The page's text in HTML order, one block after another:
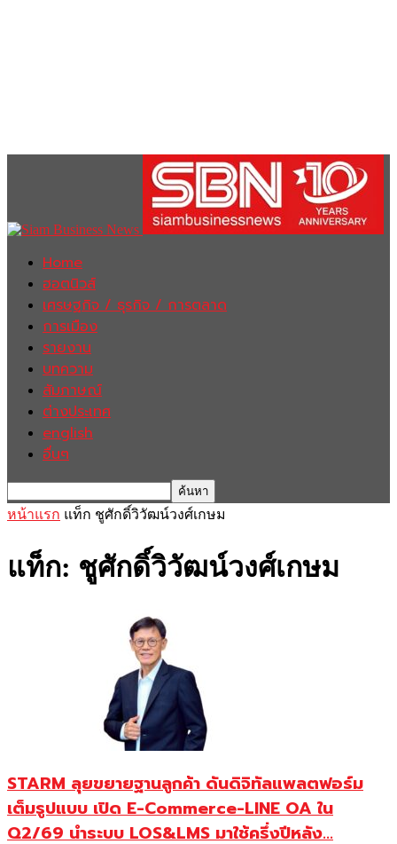
Home
ฮอตนิวส์
เศรษฐกิจ / ธุรกิจ / การตลาด
การเมือง
รายงาน
บทความ
สัมภาษณ์
ต่างประเทศ
english
อื่นๆ
หน้าแรก แท็ก ชูศักดิ์วิวัฒน์วงศ์เกษม
แท็ก: ชูศักดิ์วิวัฒน์วงศ์เกษม
STARM ลุยขยายฐานลูกค้า ดันดิจิทัลแพลตฟอร์ม
เต็มรูปแบบ เปิด E-Commerce-LINE OA ใน
Q2/69 นำระบบ LOS&LMS มาใช้ครึ่งปีหลัง...